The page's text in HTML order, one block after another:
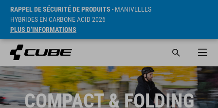
RAPPEL DE SÉCURITÉ DE PRODUITS - MANIVELLES
HYBRIDES EN CARBONE ACID 2026
PLUS D’INFORMATIONS
COMPACT & FOLDING